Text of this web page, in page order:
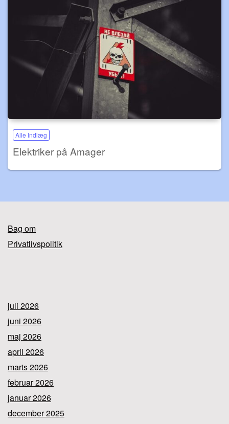
Alle Indlæg
Elektriker på Amager
Bag om
Privatlivspolitik
juli 2026
juni 2026
maj 2026
april 2026
marts 2026
februar 2026
januar 2026
december 2025